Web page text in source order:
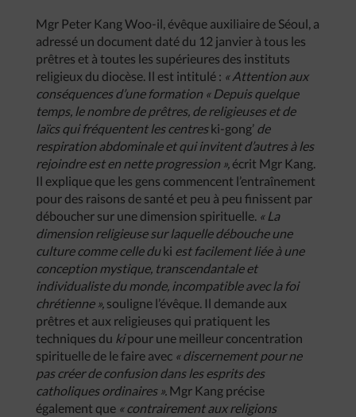
Mgr Peter Kang Woo-il, évêque auxiliaire de Séoul, a
adressé un document daté du 12 janvier à tous les
prêtres et à toutes les supérieures des instituts
religieux du diocèse. Il est intitulé : « Attention aux
conséquences d’une formation « Depuis quelque
temps, le nombre de prêtres, de religieuses et de
laïcs qui fréquentent les centreski-gong’ de
respiration abdominale et qui invitent d’autres à les
rejoindre est en nette progression », écrit Mgr Kang.
Il explique que les gens commencent l’entraînement
pour des raisons de santé et peu à peu finissent par
déboucher sur une dimension spirituelle. « La
dimension religieuse sur laquelle débouche une
culture comme celle duki est facilement liée à une
conception mystique, transcendantale et
individualiste du monde, incompatible avec la foi
chrétienne », souligne l’évêque. Il demande aux
prêtres et aux religieuses qui pratiquent les
techniques du kipour une meilleur concentration
spirituelle de le faire avec « discernement pour ne
pas créer de confusion dans les esprits des
catholiques ordinaires ». Mgr Kang précise
également que « contrairement aux religions